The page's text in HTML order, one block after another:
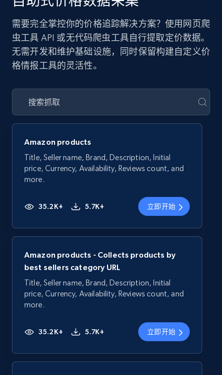
需要完全掌控你的价格追踪解决方案？使用网页爬
虫工具 API 或无代码爬虫工具自行提取定价数据。
无需开发和维护基础设施，同时保留构建自定义价
格情报工具的灵活性。
Amazon products
Title, Seller name, Brand, Description, Initial
price, Currency, Availability, Reviews count, and
more.
35.2K+ 5.7K+ 立即开始
Amazon products - Collects products by
best sellers category URL
Title, Seller name, Brand, Description, Initial
price, Currency, Availability, Reviews count, and
more.
35.2K+ 5.7K+ 立即开始